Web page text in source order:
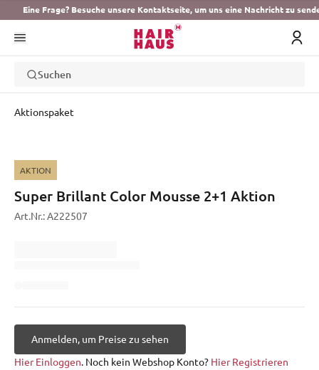
Eine Frage? Besuche unsere Kontaktseite, um uns eine Nachricht zu
Suchen
Aktionspaket
AKTION
Super Brillant Color Mousse 2+1 Aktion
Art.Nr.:A222507
Anmelden, um Preise zu sehen
Hier Einloggen. Noch kein Webshop Konto? Hier Registrieren